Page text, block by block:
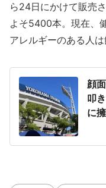
ら24日にかけて販売
よそ5400本。現在、
アレルギーのある人
顔
叩
に